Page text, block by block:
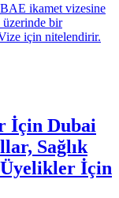
ikamet vizesine
bir
için nitelendirir.
İçin Dubai
Sağlık
İçin